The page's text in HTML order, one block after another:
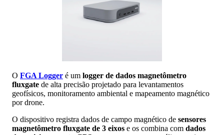
O FGA Logger é um logger de dados magnetômetro
fluxgate de alta precisão projetado para levantamentos
geofísicos, monitoramento ambiental e mapeamento magnético
por drone.
O dispositivo registra dados de campo magnético de sensores
magnetômetro fluxgate de 3 eixos e os combina com dados